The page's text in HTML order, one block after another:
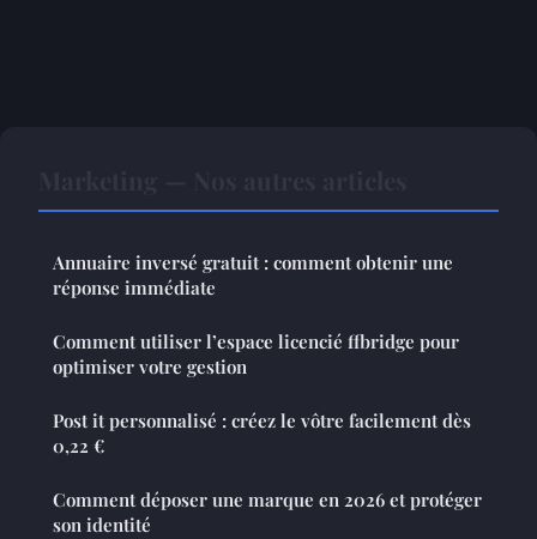
Annuaire inversé gratuit : comment obtenir une
réponse immédiate
Comment utiliser l’espace licencié ffbridge pour
optimiser votre gestion
Post it personnalisé : créez le vôtre facilement dès
0,22 €
Comment déposer une marque en 2026 et protéger
son identité